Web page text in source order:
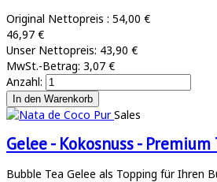
Original Nettopreis : 54,00 €
46,97 €
Unser Nettopreis: 43,90 €
MwSt.-Betrag: 3,07 €
Anzahl:
Sales
Gelee - Kokosnuss -
Bubble Tea Gelee als Topping für Ihren